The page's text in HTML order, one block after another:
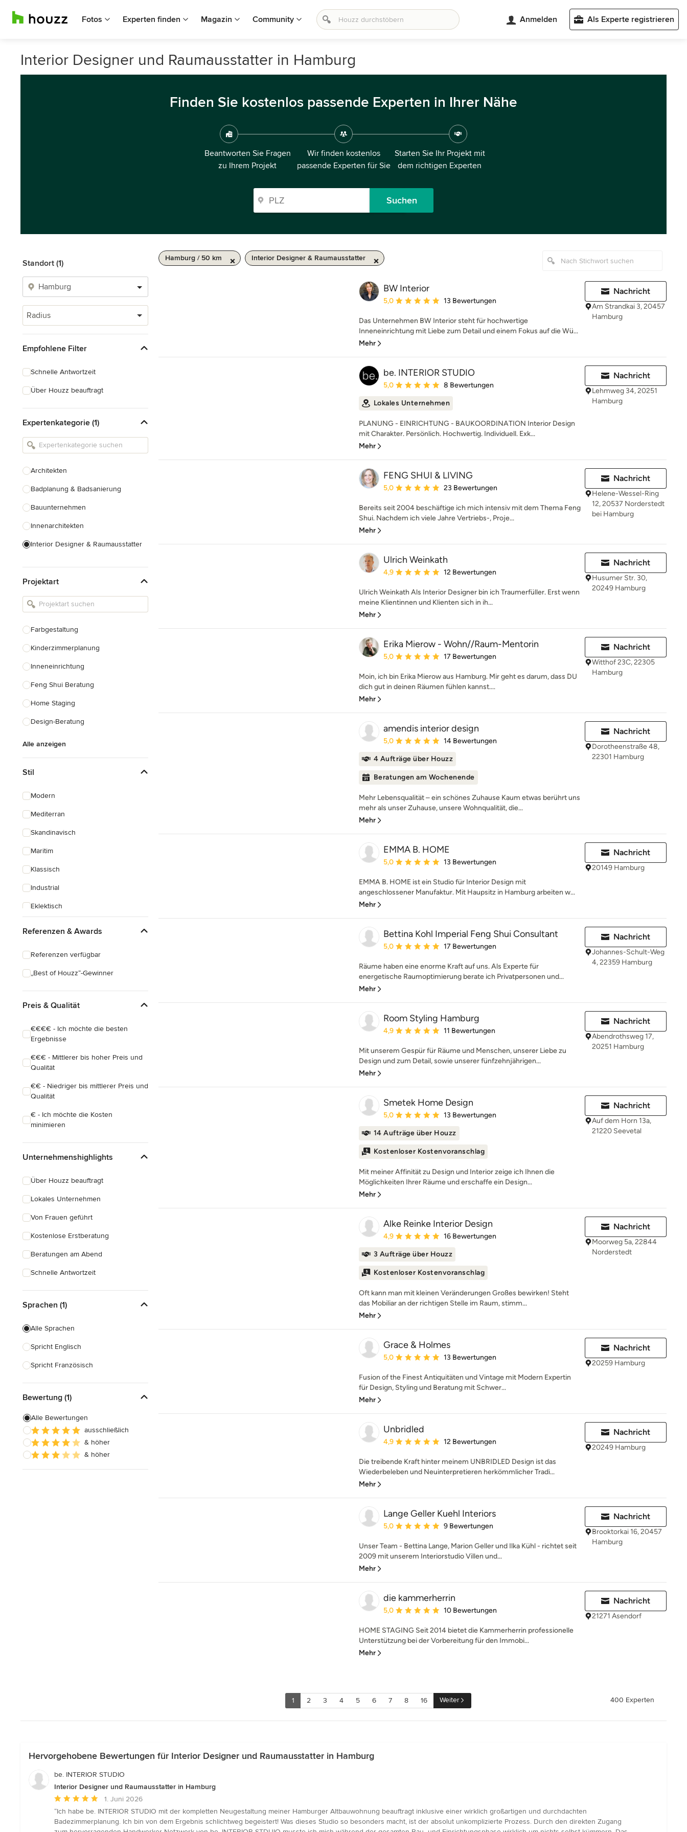
Fotos Experten finden Magazin Community Anmelden Als Experte registrieren
Interior Designer und Raumausstatter in Hamburg
Finden Sie kostenlos passende Experten in Ihrer Nähe
Beantworten Sie Fragen
zu Ihrem Projekt
Wir finden kostenlos
passende Experten für Sie
Starten Sie Ihr Projekt mit
dem richtigen Experten
Suchen
Standort (1)
Radius
Empfohlene Filter
Schnelle Antwortzeit
Über Houzz beauftragt
Expertenkategorie (1)
Architekten
Badplanung & Badsanierung
Bauunternehmen
Innenarchitekten
Interior Designer & Raumausstatter
Landschaftsarchitekten
Armaturen & Sanitärbedarf
Einbauschränke
Projektart
Farbgestaltung
Kinderzimmerplanung
Inneneinrichtung
Feng Shui Beratung
Home Staging
Design-Beratung
Alle anzeigen
Stil
Modern
Mediterran
Skandinavisch
Maritim
Klassisch
Industrial
Eklektisch
Referenzen & Awards
Referenzen verfügbar
„Best of Houzz“-Gewinner
Preis & Qualität
€€€€ - Ich möchte die besten
Ergebnisse
€€€ - Mittlerer bis hoher Preis und
Qualität
€€ - Niedriger bis mittlerer Preis und
Qualität
€ - Ich möchte die Kosten
minimieren
Unternehmenshighlights
Über Houzz beauftragt
Lokales Unternehmen
Von Frauen geführt
Kostenlose Erstberatung
Beratungen am Abend
Schnelle Antwortzeit
Sprachen (1)
Alle Sprachen
Spricht Englisch
Spricht Französisch
Bewertung (1)
Alle Bewertungen
ausschließlich
& höher
& höher
Hamburg / 50 km Interior Designer & Raumausstatter
BW Interior
Durchschnittliche Bewertung: 5 von 5 Sternen
5,0 13 Bewertungen
Das Unternehmen BW Interior steht für hochwertige
Inneneinrichtung mit Liebe zum Detail und einem Fokus auf die Wü...
Mehr
Nachricht
Am Strandkai 3, 20457
Hamburg
be. INTERIOR STUDIO
Durchschnittliche Bewertung: 5 von 5 Sternen
5,0 8 Bewertungen
Lokales Unternehmen
PLANUNG - EINRICHTUNG - BAUKOORDINATION Interior Design
mit Charakter. Persönlich. Hochwertig. Individuell. Exk...
Mehr
Nachricht
Lehmweg 34, 20251
Hamburg
FENG SHUI & LIVING
Durchschnittliche Bewertung: 5 von 5 Sternen
5,0 23 Bewertungen
Bereits seit 2004 beschäftige ich mich intensiv mit dem Thema Feng
Shui. Nachdem ich viele Jahre Vertriebs-, Proje...
Mehr
Nachricht
Helene-Wessel-Ring
12, 20537 Norderstedt
bei Hamburg
Ulrich Weinkath
Durchschnittliche Bewertung: 4.9 von 5 Sternen
4,9 12 Bewertungen
Ulrich Weinkath Als Interior Designer bin ich Traumerfüller. Erst wenn
meine Klientinnen und Klienten sich in ih...
Mehr
Nachricht
Husumer Str. 30,
20249 Hamburg
Erika Mierow - Wohn//Raum-Mentorin
Durchschnittliche Bewertung: 5 von 5 Sternen
5,0 17 Bewertungen
Moin, ich bin Erika Mierow aus Hamburg. Mir geht es darum, dass DU
dich gut in deinen Räumen fühlen kannst....
Mehr
Nachricht
Witthof 23C, 22305
Hamburg
amendis interior design
Durchschnittliche Bewertung: 5 von 5 Sternen
5,0 14 Bewertungen
4 Aufträge über Houzz
Beratungen am Wochenende
Mehr Lebensqualität – ein schönes Zuhause Kaum etwas berührt uns
mehr als unser Zuhause, unsere Wohnqualität, die...
Mehr
Nachricht
Dorotheenstraße 48,
22301 Hamburg
EMMA B. HOME
Durchschnittliche Bewertung: 5 von 5 Sternen
5,0 13 Bewertungen
EMMA B. HOME ist ein Studio für Interior Design mit
angeschlossener Manufaktur. Mit Haupsitz in Hamburg arbeiten w...
Mehr
Nachricht
20149 Hamburg
Bettina Kohl Imperial Feng Shui Consultant
Durchschnittliche Bewertung: 5 von 5 Sternen
5,0 17 Bewertungen
Räume haben eine enorme Kraft auf uns. Als Experte für
energetische Raumoptimierung berate ich Privatpersonen und...
Mehr
Nachricht
Johannes-Schult-Weg
4, 22359 Hamburg
Room Styling Hamburg
Durchschnittliche Bewertung: 4.9 von 5 Sternen
4,9 11 Bewertungen
Mit unserem Gespür für Räume und Menschen, unserer Liebe zu
Design und zum Detail, sowie unserer fünfzehnjährigen...
Mehr
Nachricht
Abendrothsweg 17,
20251 Hamburg
Smetek Home Design
Durchschnittliche Bewertung: 5 von 5 Sternen
5,0 13 Bewertungen
14 Aufträge über Houzz
Kostenloser Kostenvoranschlag
Mit meiner Affinität zu Design und Interior zeige ich Ihnen die
Möglichkeiten Ihrer Räume und erschaffe ein Design...
Mehr
Nachricht
Auf dem Horn 13a,
21220 Seevetal
Alke Reinke Interior Design
Durchschnittliche Bewertung: 4.9 von 5 Sternen
4,9 16 Bewertungen
3 Aufträge über Houzz
Kostenloser Kostenvoranschlag
Oft kann man mit kleinen Veränderungen Großes bewirken! Steht
das Mobiliar an der richtigen Stelle im Raum, stimm...
Mehr
Nachricht
Moorweg 5a, 22844
Norderstedt
Grace & Holmes
Durchschnittliche Bewertung: 5 von 5 Sternen
5,0 13 Bewertungen
Fusion of the Finest Antiquitäten und Vintage mit Modern Expertin
für Design, Styling und Beratung mit Schwer...
Mehr
Nachricht
20259 Hamburg
Unbridled
Durchschnittliche Bewertung: 4.9 von 5 Sternen
4,9 12 Bewertungen
Die treibende Kraft hinter meinem UNBRIDLED Design ist das
Wiederbeleben und Neuinterpretieren herkömmlicher Tradi...
Mehr
Nachricht
20249 Hamburg
Lange Geller Kuehl Interiors
Durchschnittliche Bewertung: 5 von 5 Sternen
5,0 9 Bewertungen
Unser Team - Bettina Lange, Marion Geller und Ilka Kühl - richtet seit
2009 mit unserem Interiorstudio Villen und...
Mehr
Nachricht
Brooktorkai 16, 20457
Hamburg
die kammerherrin
Durchschnittliche Bewertung: 5 von 5 Sternen
5,0 10 Bewertungen
HOME STAGING Seit 2014 bietet die Kammerherrin professionelle
Unterstützung bei der Vorbereitung für den Immobi...
Mehr
Nachricht
21271 Asendorf
1 2 3 4 5 6 7 8 16 Weiter 400 Experten
Hervorgehobene Bewertungen für Interior Designer und Raumausstatter in Hamburg
be. INTERIOR STUDIO
Interior Designer und Raumausstatter in Hamburg
Durchschnittliche
Bewertung:
5
von
1. Juni 2026
“Ich habe be. INTERIOR STUDIO mit der kompletten Neugestaltung meiner Hamburger Altbauwohnung beauftragt inklusive einer wirklich großartigen und durchdachten
Badezimmerplanung. Ich bin von dem Ergebnis schlichtweg begeistert! Was dieses Studio so besonders macht, ist der absolut unkomplizierte Prozess. Durch den direkten Zugang